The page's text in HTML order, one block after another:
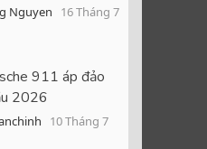
Nguyen
16 Tháng 7
911 áp đảo
2026
10 Tháng 7